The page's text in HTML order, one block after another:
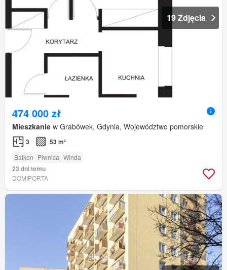
19 Zdjęcia
474 000 zł
Mieszkanie w Grabówek, Gdynia, Województwo pomorskie
3 53 m²
Balkon Piwnica Winda
23 dni temu
DOMIPORTA